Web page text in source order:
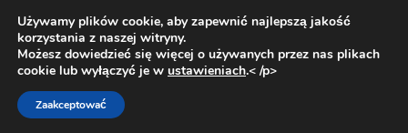
DOSTAWA od 31 zł
Pn.-pt. 9:00-16:00800 003 167
Przejdź
do
Przejdź
do
Używamy plików cookie, aby zapewnić najlepszą jakość
korzystania z naszej witryny.
Możesz dowiedzieć się więcej o używanych przez nas plikach
cookie lub wyłączyć je w ustawieniach.< /p>
Zaakceptować